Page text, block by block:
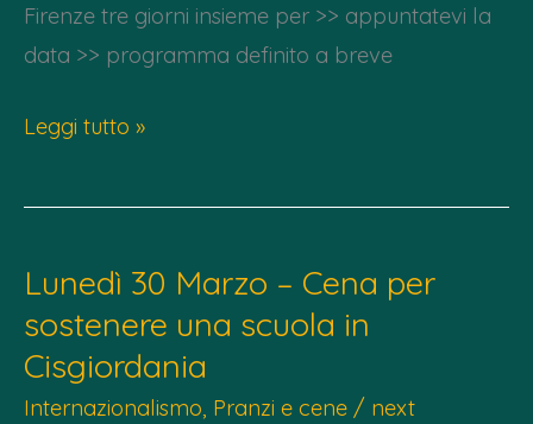
Firenze tre giorni insieme per >> appuntatevi la
data >> programma definito a breve
4,
6
–
Dai
monti
ai
Leggi tutto »
Lunedì 30 Marzo – Cena per
sostenere una scuola in
Cisgiordania
Internazionalismo, Pranzi e cene / next